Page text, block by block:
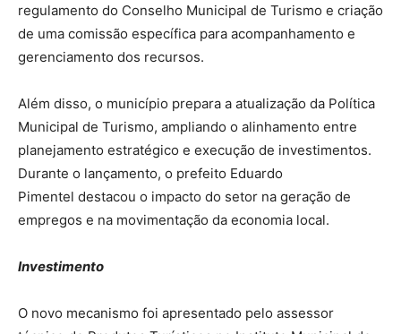
regulamento do Conselho Municipal de Turismo e criação
de uma comissão específica para acompanhamento e
gerenciamento dos recursos.
Além disso, o município prepara a atualização da Política
Municipal de Turismo, ampliando o alinhamento entre
planejamento estratégico e execução de investimentos.
Durante o lançamento, o prefeito Eduardo
Pimentel destacou o impacto do setor na geração de
empregos e na movimentação da economia local.
Investimento
O novo mecanismo foi apresentado pelo assessor